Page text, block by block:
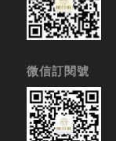
微信訂閱號